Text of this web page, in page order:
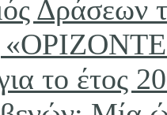
Δράσεων
το έτος